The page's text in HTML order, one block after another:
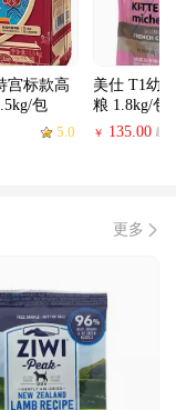
宫标款高
包
5.0
美仕 T1幼
粮 1.8kg/包
￥ 135.00 起
更多